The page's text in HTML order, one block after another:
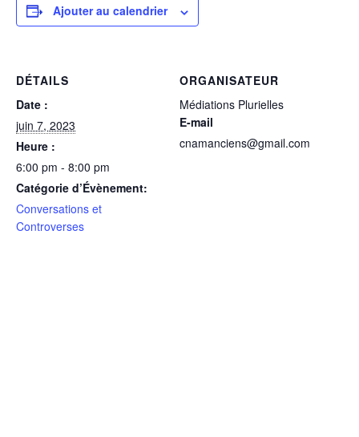
Ajouter au calendrier
DÉTAILS
Date :
juin 7, 2023
Heure :
6:00 pm - 8:00 pm
Catégorie d’Évènement:
Conversations et
Controverses
ORGANISATEUR
Médiations Plurielles
E-mail
cnamanciens@gmail.com